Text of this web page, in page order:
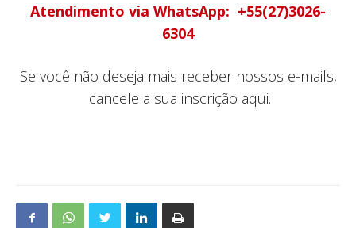
Atendimento via WhatsApp: +55(27)3026-
6304
Se você não deseja mais receber nossos e-mails,
cancele a sua inscrição aqui.